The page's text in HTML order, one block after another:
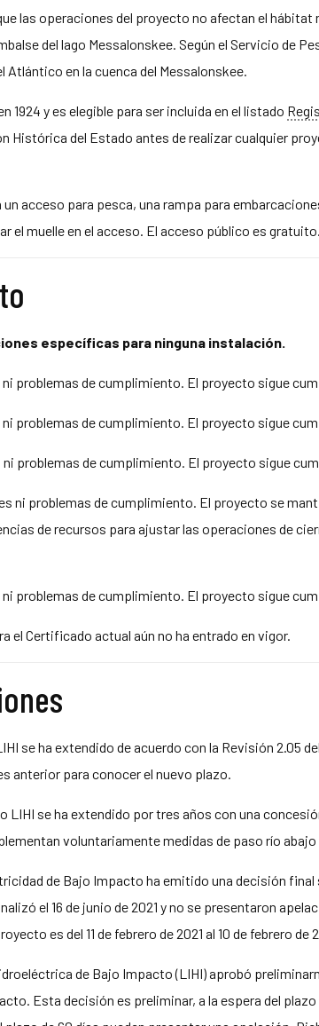
las operaciones del proyecto no afectan el hábitat
del lago Messalonskee. Según el Servicio de
en la cuenca del Messalonskee.
y es elegible para ser incluida en el listado
Histórica del Estado antes de realizar cualquier
acceso para pesca, una rampa para
el muelle en el acceso. El acceso público es gratuito.
específicas para ninguna instalación.
problemas de cumplimiento. El proyecto sigue
problemas de cumplimiento. El proyecto sigue
problemas de cumplimiento. El proyecto sigue
ni problemas de cumplimiento. El proyecto se
de recursos para ajustar las operaciones de
problemas de cumplimiento. El proyecto sigue
el Certificado actual aún no ha entrado en vigor.
se ha extendido de acuerdo con la Revisión 2.05
anterior para conocer el nuevo plazo.
LIHI se ha extendido por tres años con una
voluntariamente medidas de paso río abajo
de Bajo Impacto ha emitido una decisión
el 16 de junio de 2021 y no se presentaron
es del 11 de febrero de 2021 al 10 de febrero de
de Bajo Impacto (LIHI) aprobó
Esta decisión es preliminar, a la espera del